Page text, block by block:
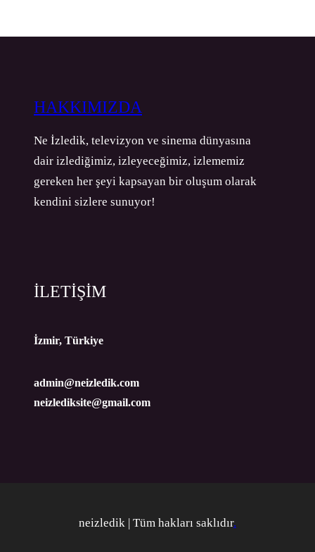
HAKKIMIZDA
Ne İzledik, televizyon ve sinema dünyasına
dair izlediğimiz, izleyeceğimiz, izlememiz
gereken her şeyi kapsayan bir oluşum olarak
kendini sizlere sunuyor!
İLETİŞİM
İzmir, Türkiye
admin@neizledik.com
neizlediksite@gmail.com
neizledik | Tüm hakları saklıdır.